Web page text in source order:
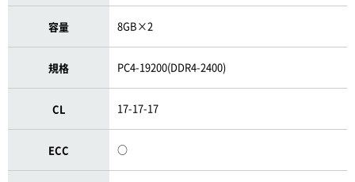
容量 8GB×2
規格 PC4-19200(DDR4-2400)
CL 17-17-17
ECC ○